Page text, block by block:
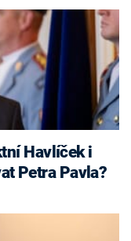
Petra Pavla?